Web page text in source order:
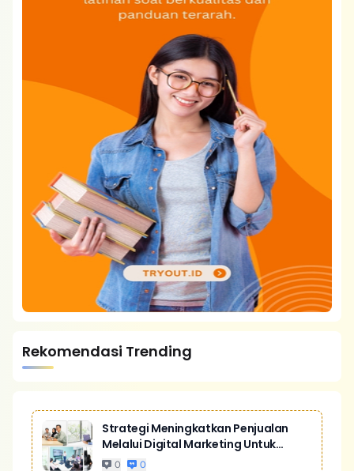
Rekomendasi Trending
Strategi Meningkatkan Penjualan
Melalui Digital Marketing Untuk
Bisnis Yang Lebih Kompetitif
0 0